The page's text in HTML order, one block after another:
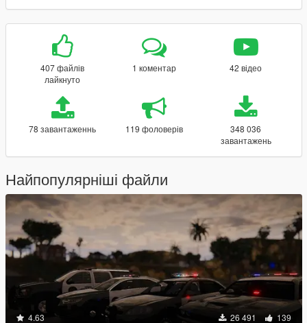
407 файлів
лайкнуто
1 коментар 42 відео
78 завантаженнь 119 фоловерів
348 036
завантажень
Найпопулярніші файли
4.63 26 491 139